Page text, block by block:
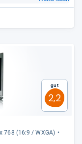
Gut
2,2
768 (16:9 / WXGA)